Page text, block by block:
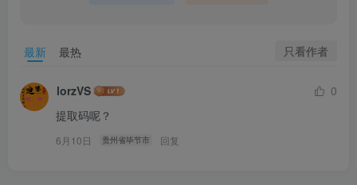
最新 最热 只看作者
lorzVS
0
提取码呢？
6月10日 贵州省毕节市 回复